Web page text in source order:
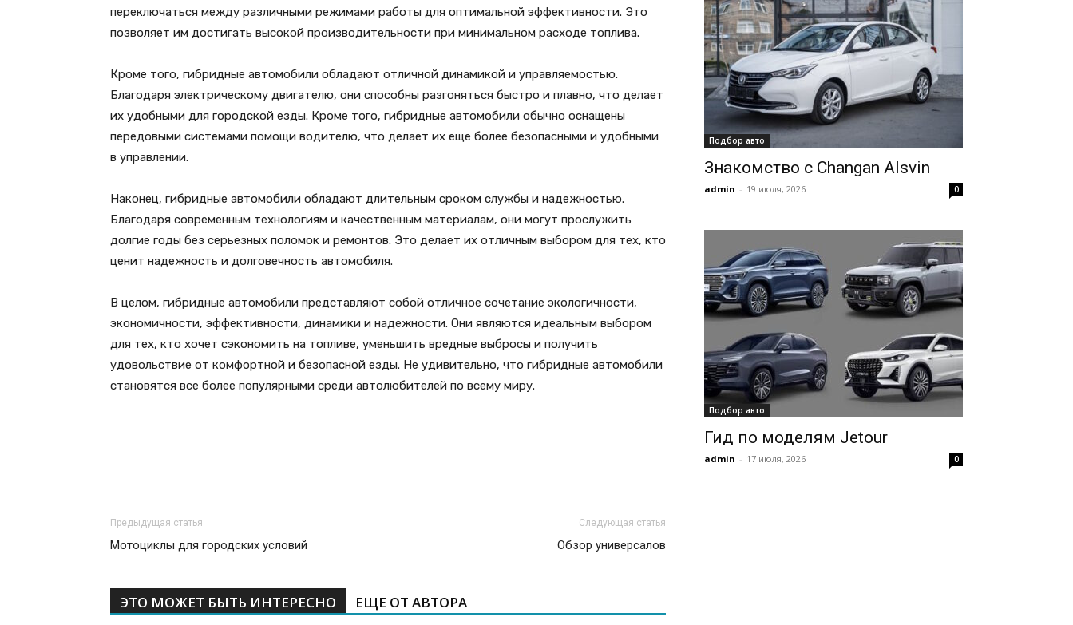
переключаться между различными режимами работы для оптимальной эффективности. Это
позволяет им достигать высокой производительности при минимальном расходе топлива.
Кроме того, гибридные автомобили обладают отличной динамикой и управляемостью.
Благодаря электрическому двигателю, они способны разгоняться быстро и плавно, что делает
их удобными для городской езды. Кроме того, гибридные автомобили обычно оснащены
передовыми системами помощи водителю, что делает их еще более безопасными и удобными
в управлении.
Наконец, гибридные автомобили обладают длительным сроком службы и надежностью.
Благодаря современным технологиям и качественным материалам, они могут прослужить
долгие годы без серьезных поломок и ремонтов. Это делает их отличным выбором для тех, кто
ценит надежность и долговечность автомобиля.
В целом, гибридные автомобили представляют собой отличное сочетание экологичности,
экономичности, эффективности, динамики и надежности. Они являются идеальным выбором
для тех, кто хочет сэкономить на топливе, уменьшить вредные выбросы и получить
удовольствие от комфортной и безопасной езды. Не удивительно, что гибридные автомобили
становятся все более популярными среди автолюбителей по всему миру.
Предыдущая статья
Мотоциклы для городских условий
Следующая статья
Обзор универсалов
ЭТО МОЖЕТ БЫТЬ ИНТЕРЕСНО ЕЩЕ ОТ АВТОРА
Подбор авто
Знакомство с Changan Alsvin
admin - 19 июля, 2026 0
Подбор авто
Гид по моделям Jetour
admin - 17 июля, 2026 0